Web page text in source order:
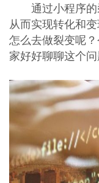
通过小程序的
从而实现转化和
怎么去做裂变呢
家好好聊聊这个问